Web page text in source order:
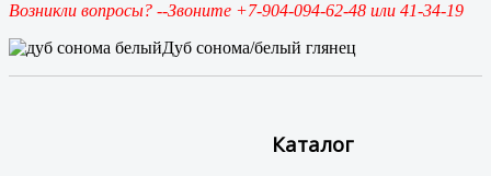
Возникли вопросы? --Звоните +7-904-094-62-48 или 41-34-19
Дуб сонома/белый глянец
Каталог